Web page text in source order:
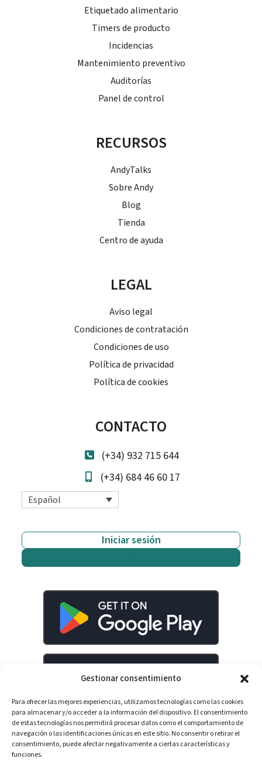
Gestionar consentimiento
Para ofrecer las mejores experiencias, utilizamos tecnologías como las cookies
para almacenar y/o acceder a la información del dispositivo. El consentimiento
de estas tecnologías nos permitirá procesar datos como el comportamiento de
navegación o las identificaciones únicas en este sitio. No consentir o retirar el
consentimiento, puede afectar negativamente a ciertas características y
funciones.
Etiquetado alimentario
Timers de producto
Incidencias
Mantenimiento preventivo
Auditorías
Panel de control
RECURSOS
AndyTalks
Sobre Andy
Blog
Tienda
Centro de ayuda
LEGAL
Aviso legal
Condiciones de contratación
Condiciones de uso
Política de privacidad
Política de cookies
CONTACTO
(+34) 932 715 644
(+34) 684 46 60 17
Español
Iniciar sesión